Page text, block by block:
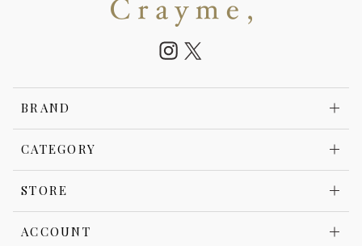
BRAND
CATEGORY
STORE
ACCOUNT